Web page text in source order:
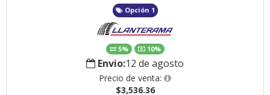
Opción 1
5% 10%
Envio:12 de agosto
Precio de venta:
$3,536.36